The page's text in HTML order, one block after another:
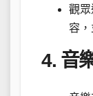
觀
容，
4. 音